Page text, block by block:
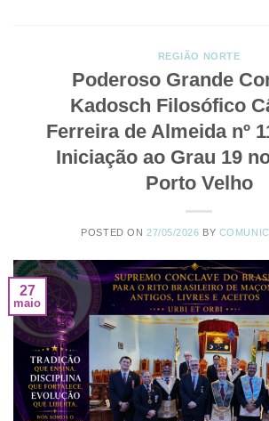
REGIÃO NORTE
Poderoso Grande
Kadosch Filosófico
Ferreira de Almeida nº
Iniciação ao Grau 19
Porto Velho
POSTED ON 27/05/2026 BY
27
maio